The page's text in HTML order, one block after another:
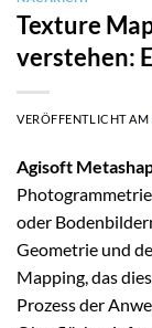
Texture
verstehen:
VERÖFFENTLICHT AM
Agisoft
oder
Geometrie und
Mapping, das
Prozess der